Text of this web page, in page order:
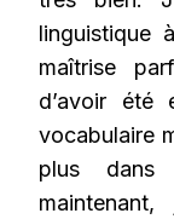
linguistique
maîtrise
d’avoir été
vocabulaire
plus dans